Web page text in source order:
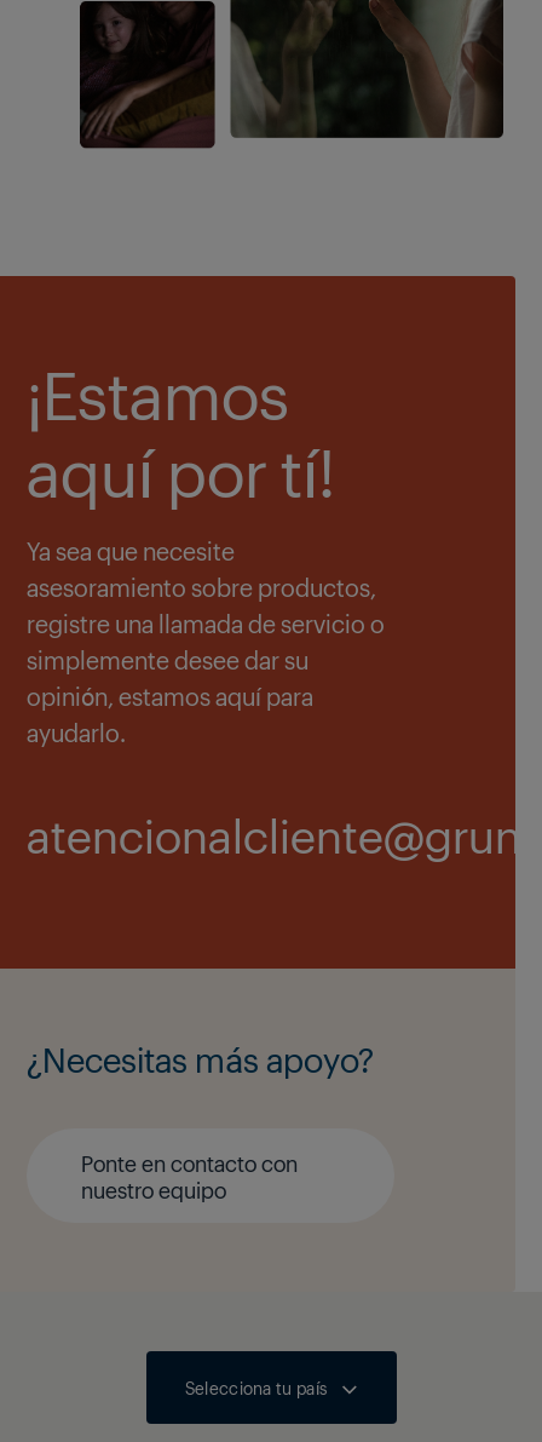
¡Estamos
aquí por tí!
Ya sea que necesite
asesoramiento sobre productos,
registre una llamada de servicio o
simplemente desee dar su
opinión, estamos aquí para
ayudarlo.
¿Necesitas más apoyo?
Ponte en contacto con
nuestro equipo
Selecciona tu país